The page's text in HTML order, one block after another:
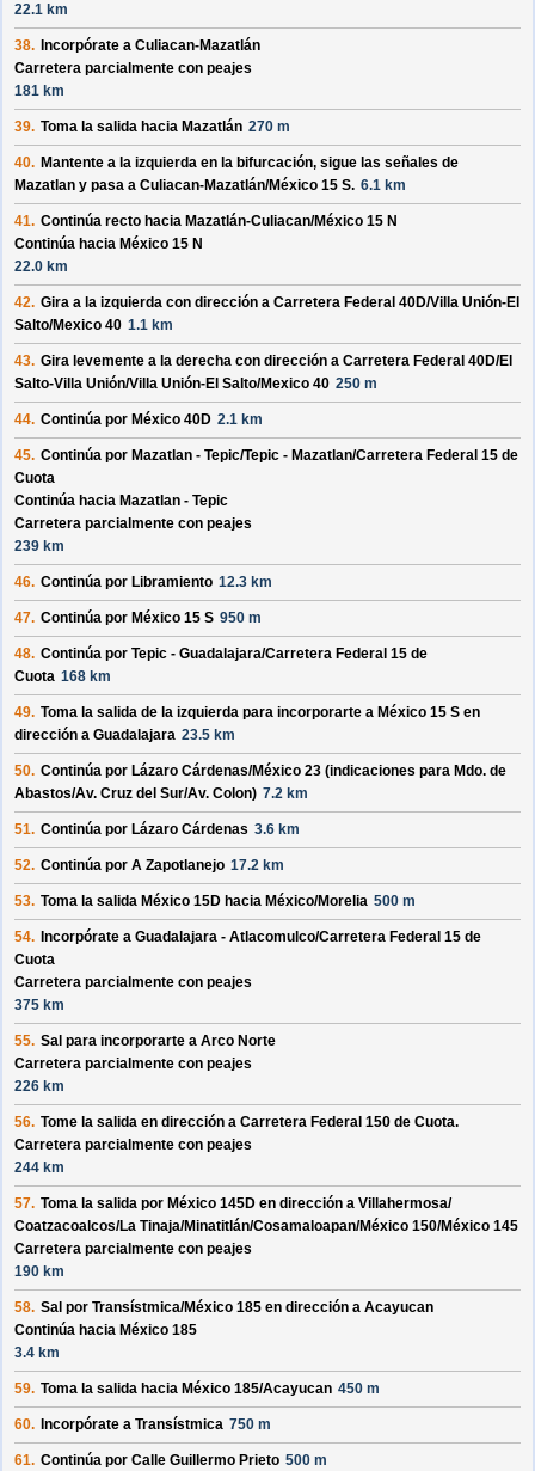
22.1 km
38. Incorpórate a Culiacan-Mazatlán
Carretera parcialmente con peajes
181 km
39. Toma la salida hacia Mazatlán 270 m
40. Mantente a la izquierda en la bifurcación, sigue las señales de
Mazatlan y pasa a Culiacan-Mazatlán/México 15 S. 6.1 km
41. Continúa recto hacia Mazatlán-Culiacan/México 15 N
Continúa hacia México 15 N
22.0 km
42. Gira a la izquierda con dirección a Carretera Federal 40D/Villa Unión-El
Salto/Mexico 40 1.1 km
43. Gira levemente a la derecha con dirección a Carretera Federal 40D/El
Salto-Villa Unión/Villa Unión-El Salto/Mexico 40 250 m
44. Continúa por México 40D 2.1 km
45. Continúa por Mazatlan - Tepic/Tepic - Mazatlan/Carretera Federal 15 de
Cuota
Continúa hacia Mazatlan - Tepic
Carretera parcialmente con peajes
239 km
46. Continúa por Libramiento 12.3 km
47. Continúa por México 15 S 950 m
48. Continúa por Tepic - Guadalajara/Carretera Federal 15 de
Cuota 168 km
49. Toma la salida de la izquierda para incorporarte a México 15 S en
dirección a Guadalajara 23.5 km
50. Continúa por Lázaro Cárdenas/México 23 (indicaciones para Mdo. de
Abastos/Av. Cruz del Sur/Av. Colon) 7.2 km
51. Continúa por Lázaro Cárdenas 3.6 km
52. Continúa por A Zapotlanejo 17.2 km
53. Toma la salida México 15D hacia México/Morelia 500 m
54. Incorpórate a Guadalajara - Atlacomulco/Carretera Federal 15 de
Cuota
Carretera parcialmente con peajes
375 km
55. Sal para incorporarte a Arco Norte
Carretera parcialmente con peajes
226 km
56. Tome la salida en dirección a Carretera Federal 150 de Cuota.
Carretera parcialmente con peajes
244 km
57. Toma la salida por México 145D en dirección a Villahermosa/
Coatzacoalcos/La Tinaja/Minatitlán/Cosamaloapan/México 150/México 145
Carretera parcialmente con peajes
190 km
58. Sal por Transístmica/México 185 en dirección a Acayucan
Continúa hacia México 185
3.4 km
59. Toma la salida hacia México 185/Acayucan 450 m
60. Incorpórate a Transístmica 750 m
61. Continúa por Calle Guillermo Prieto 500 m